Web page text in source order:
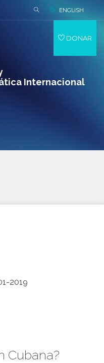
Internacional
ENGLISH
DONAR
2019
Cubana?